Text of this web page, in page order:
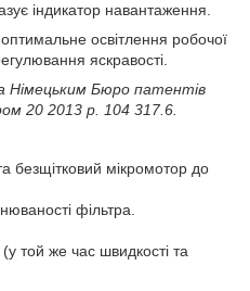
індикатор навантаження.
освітлення робочої
яскравості.
Німецьким Бюро патентів
20 2013 р. 104 317.6.
безщітковий мікромотор до
фільтра.
той же час швидкості та